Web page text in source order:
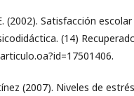
(2002). Satisfacción
(14)
(2007). Niveles de